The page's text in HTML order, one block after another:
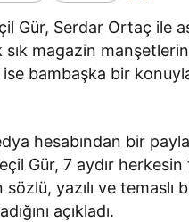
Gür, Serdar Ortaç ile
sık magazin
ise bambaşka bir
hesabından bir
Gür, 7 aydır herkesin
sözlü, yazılı ve temaslı
açıkladı.